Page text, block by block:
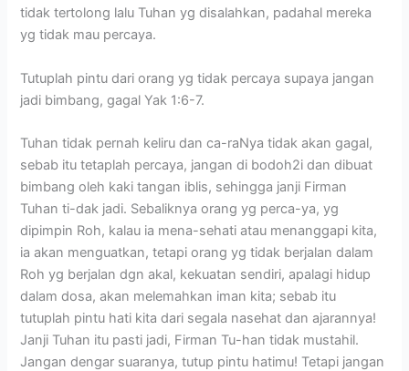
tidak tertolong lalu Tuhan yg disalahkan, padahal mereka
yg tidak mau percaya.
Tutuplah pintu dari orang yg tidak percaya supaya jangan
jadi bimbang, gagal Yak 1:6-7.
Tuhan tidak pernah keliru dan ca-raNya tidak akan gagal,
sebab itu tetaplah percaya, jangan di bodoh2i dan dibuat
bimbang oleh kaki tangan iblis, sehingga janji Firman
Tuhan ti-dak jadi. Sebaliknya orang yg perca-ya, yg
dipimpin Roh, kalau ia mena-sehati atau menanggapi kita,
ia akan menguatkan, tetapi orang yg tidak berjalan dalam
Roh yg berjalan dgn akal, kekuatan sendiri, apalagi hidup
dalam dosa, akan melemahkan iman kita; sebab itu
tutuplah pintu hati kita dari segala nasehat dan ajarannya!
Janji Tuhan itu pasti jadi, Firman Tu-han tidak mustahil.
Jangan dengar suaranya, tutup pintu hatimu! Tetapi jangan